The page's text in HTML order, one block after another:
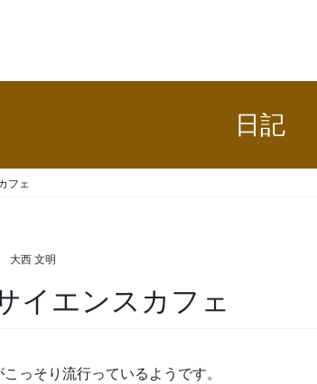
日記
フェ
大西 文明
イエンスカフェ
っそり流行っているようです。